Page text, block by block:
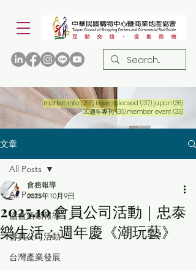
market info (256)256 篇文章
news released (137)137 篇文章
japan (36)36 篇
30週年專刊 (36)36 篇文章
member event (33)33 篇
文章
All Posts
協會活動報導
會員公司活動
台灣產業發展
All Posts
2025.10 會員公司活動｜忠泰
樂生活：週年慶《潮玩藝》
會務報導
2025年10月9日